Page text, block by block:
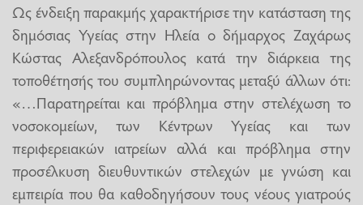
Ως ένδειξη παρακμής χαρακτήρισε την κατάσταση της
δημόσιας Υγείας στην Ηλεία ο δήμαρχος Ζαχάρως
Κώστας Αλεξανδρόπουλος κατά την διάρκεια της
τοποθέτησής του συμπληρώνοντας μεταξύ άλλων ότι:
«…Παρατηρείται και πρόβλημα στην στελέχωση το
νοσοκομείων, των Κέντρων Υγείας και των
περιφερειακών ιατρείων αλλά και πρόβλημα στην
προσέλκυση διευθυντικών στελεχών με γνώση και
εμπειρία που θα καθοδηγήσουν τους νέους γιατρούς